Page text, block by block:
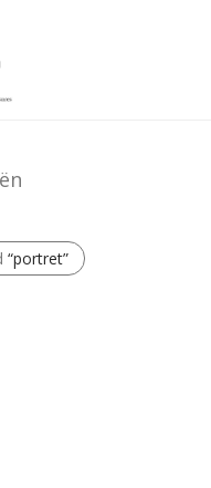
“portret”